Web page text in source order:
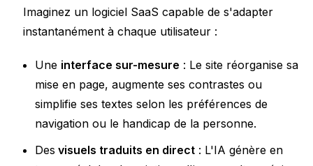
Imaginez un logiciel SaaS capable de s'adapter
instantanément à chaque utilisateur :
Une interface sur-mesure : Le site réorganise sa
mise en page, augmente ses contrastes ou
simplifie ses textes selon les préférences de
navigation ou le handicap de la personne.
Des visuels traduits en direct : L'IA génère en